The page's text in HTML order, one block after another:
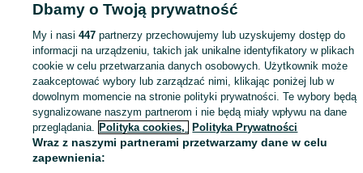
Mapa miejscowości
Mapa ministron
Popularne wyszukiwania
Dbamy o Twoją prywatność
My i nasi447 partnerzy przechowujemy lub uzyskujemy dostęp do
informacji na urządzeniu, takich jak unikalne identyfikatory w plikach
cookie w celu przetwarzania danych osobowych. Użytkownik może
zaakceptować wybory lub zarządzać nimi, klikając poniżej lub w
dowolnym momencie na stronie polityki prywatności. Te wybory będą
sygnalizowane naszym partnerom i nie będą miały wpływu na dane
przeglądania. Polityka cookies, Polityka Prywatności
Wraz z naszymi partnerami przetwarzamy dane w celu
zapewnienia: